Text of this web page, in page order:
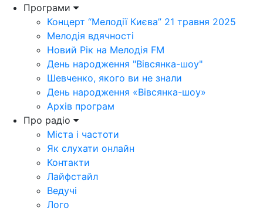
Програми
Концерт “Мелодії Києва” 21 травня 2025
Мелодія вдячності
Новий Рік на Мелодія FM
День народження "Вівсянка-шоу"
Шевченко, якого ви не знали
День народження «Вівсянка-шоу»
Архів програм
Про радіо
Міста і частоти
Як слухати онлайн
Контакти
Лайфстайл
Ведучі
Лого